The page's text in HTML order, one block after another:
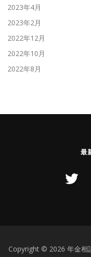
2023年4月
2023年2月
2022年12月
2022年10月
2022年8月
最
Copyright © 2026 年金相